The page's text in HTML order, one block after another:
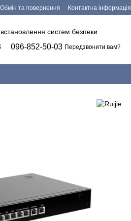
Обмін та повернення Контактна інформація
систем безпеки
096-852-50-03 Передзвонити вам?